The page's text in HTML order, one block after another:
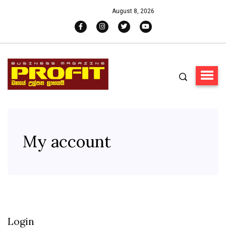
August 8, 2026
My account
Login